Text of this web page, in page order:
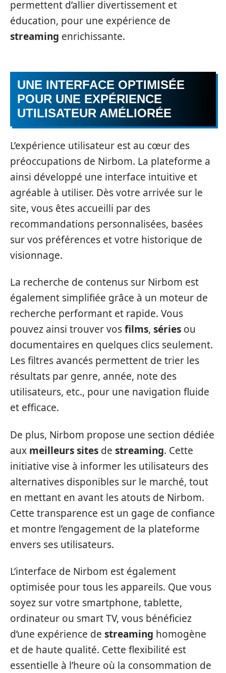
permettent d’allier divertissement et
éducation, pour une expérience de
streaming enrichissante.
UNE INTERFACE OPTIMISÉE
POUR UNE EXPÉRIENCE
UTILISATEUR AMÉLIORÉE
L’expérience utilisateur est au cœur des
préoccupations de Nirbom. La plateforme a
ainsi développé une interface intuitive et
agréable à utiliser. Dès votre arrivée sur le
site, vous êtes accueilli par des
recommandations personnalisées, basées
sur vos préférences et votre historique de
visionnage.
La recherche de contenus sur Nirbom est
également simplifiée grâce à un moteur de
recherche performant et rapide. Vous
pouvez ainsi trouver vosfilms, séries ou
documentaires en quelques clics seulement.
Les filtres avancés permettent de trier les
résultats par genre, année, note des
utilisateurs, etc., pour une navigation fluide
et efficace.
De plus, Nirbom propose une section dédiée
aux meilleurs sites de streaming. Cette
initiative vise à informer les utilisateurs des
alternatives disponibles sur le marché, tout
en mettant en avant les atouts de Nirbom.
Cette transparence est un gage de confiance
et montre l’engagement de la plateforme
envers ses utilisateurs.
L’interface de Nirbom est également
optimisée pour tous les appareils. Que vous
soyez sur votre smartphone, tablette,
ordinateur ou smart TV, vous bénéficiez
d’une expérience de streaming homogène
et de haute qualité. Cette flexibilité est
essentielle à l’heure où la consommation de